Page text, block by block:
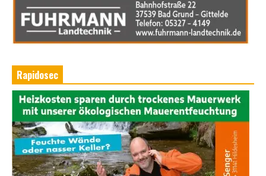
Rapidosec